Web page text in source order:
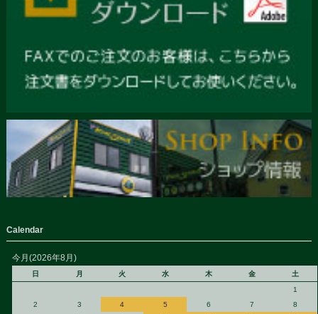
Calendar
今月(2026年8月)
日 月 火 水 木 金
土
1
2
3 4 5 6 7
8